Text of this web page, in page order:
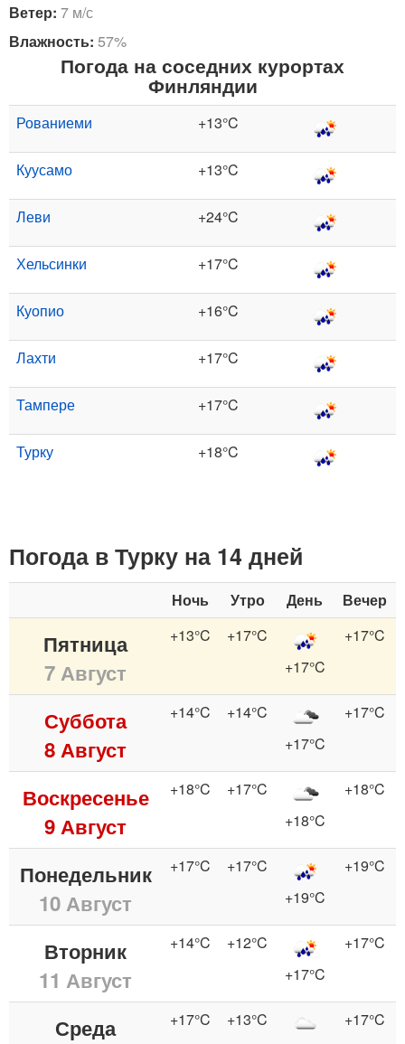
Ветер: 7 м/с
Влажность: 57%
Погода на соседних курортах
Финляндии
Рованиеми +13°C
Куусамо +13°C
Леви +24°C
Хельсинки +17°C
Куопио +16°C
Лахти +17°C
Тампере +17°C
Турку +18°C
Погода в Турку на 14 дней
Ночь Утро День Вечер
Пятница
7 Август
+13°C
+17°C
+17°C
+17°C
Суббота
8 Август
+14°C
+14°C
+17°C
+17°C
Воскресенье
9 Август
+18°C
+17°C
+18°C
+18°C
Понедельник
10 Август
+17°C
+17°C
+19°C
+19°C
Вторник
11 Август
+14°C
+12°C
+17°C
+17°C
Среда
+17°C
+13°C
+17°C